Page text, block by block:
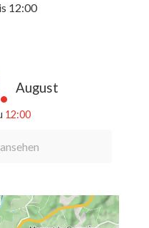
12:00
August
12:00